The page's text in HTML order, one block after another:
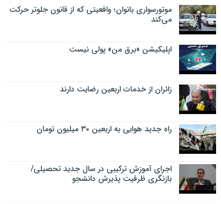
موتورسواری بانوان؛ واقعیتی که از قانون جلوتر حرکت
می‌کند
اپلیکیشن «برق من» پولی نیست
زائران از خدمات اربعین رضایت دارند
راه جدید هوایی به اربعین ۳۰ میلیون تومان
اجرای آموزش ترکیبی در سال جدید تحصیلی/
بازنگری ظرفیت پذیرش دانشجو